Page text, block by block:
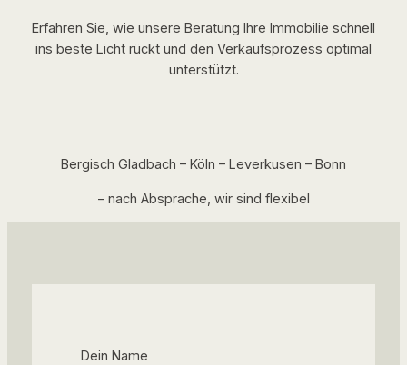
Erfahren Sie, wie unsere Beratung Ihre Immobilie schnell
ins beste Licht rückt und den Verkaufsprozess optimal
unterstützt.
Bergisch Gladbach – Köln – Leverkusen – Bonn
– nach Absprache, wir sind flexibel
Dein Name